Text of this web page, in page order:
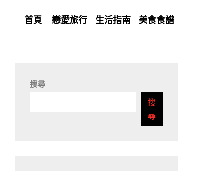
首頁 戀愛旅行 生活指南 美食食譜
搜尋
搜
尋